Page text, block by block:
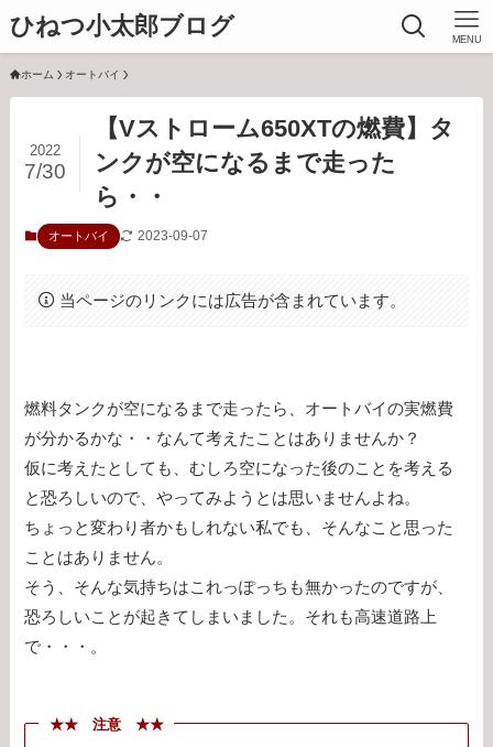
ひねつ小太郎ブログ MENU
ホーム オートバイ
【Vストローム650XTの燃費】タ
ンクが空になるまで走った
ら・・
2022
7/30
オートバイ 2023-09-07
当ページのリンクには広告が含まれています。
燃料タンクが空になるまで走ったら、オートバイの実燃費
が分かるかな・・なんて考えたことはありませんか？
仮に考えたとしても、むしろ空になった後のことを考える
と恐ろしいので、やってみようとは思いませんよね。
ちょっと変わり者かもしれない私でも、そんなこと思った
ことはありません。
そう、そんな気持ちはこれっぽっちも無かったのですが、
恐ろしいことが起きてしまいました。それも高速道路上
で・・・。
★★ 注意 ★★